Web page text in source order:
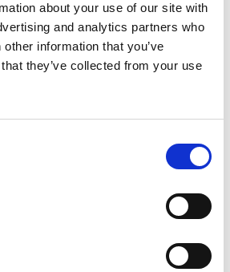
about your use of our site with
and analytics partners who
information that you’ve
they’ve collected from your use
mai multe despre proiectele
i pe rețelele sociale:
BookLandRomania
booklandromania
@booklandromania
c/BookLandRomania